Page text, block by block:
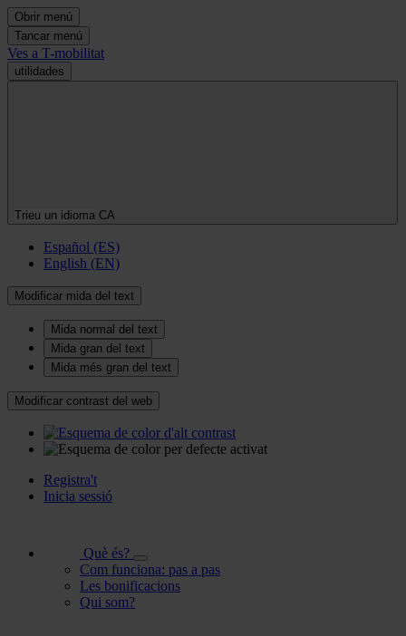
Obrir menú
Tancar menú
Ves a T-mobilitat
utilidades
Trieu un idioma CA
Español (ES)
English (EN)
Modificar mida del text
Mida normal del text
Mida gran del text
Mida més gran del text
Modificar contrast del web
Registra't
Inicia sessió
Què és?
Com funciona: pas a pas
Les bonificacions
Qui som?